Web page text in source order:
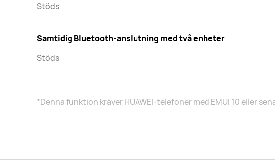
Stöds
Samtidig Bluetooth-anslutning med två enheter
Stöds
*Denna funktion kräver HUAWEI-telefoner med EMUI 10 eller